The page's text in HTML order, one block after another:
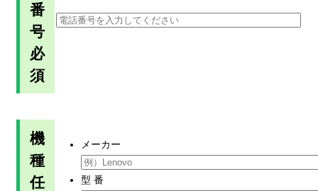
番
号
必
須
機
種
任
メーカー
型 番